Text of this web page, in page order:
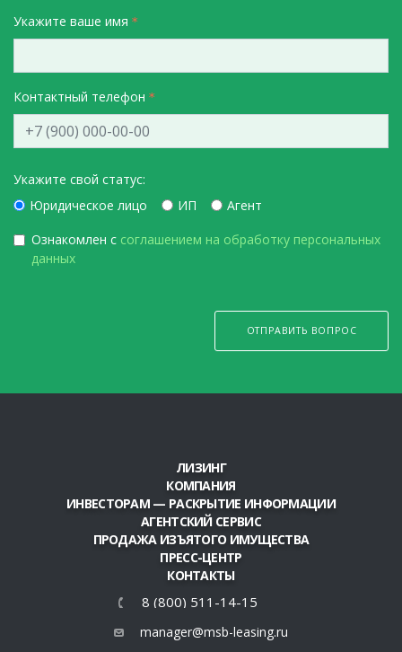
Укажите ваше имя
Контактный телефон
Укажите свой статус:
Юридическое лицо
ИП
Агент
Ознакомлен с соглашением на обработку персональных
данных
ОТПРАВИТЬ ВОПРОС
ЛИЗИНГ
КОМПАНИЯ
ИНВЕСТОРАМ — РАСКРЫТИЕ ИНФОРМАЦИИ
АГЕНТСКИЙ СЕРВИС
ПРОДАЖА ИЗЪЯТОГО ИМУЩЕСТВА
ПРЕСС-ЦЕНТР
КОНТАКТЫ
8 (800) 511-14-15
manager@msb-leasing.ru